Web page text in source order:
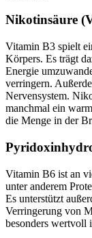
Nikotinsäure
Vitamin B3 spielt
Körpers. Es trägt
Energie
verringern.
Nervensystem.
manchmal ein
die Menge in der
Vitamin B6 ist an
unter anderem
Es unterstützt
Verringerung von
besonders wertvoll